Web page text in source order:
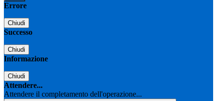
Errore
Chiudi
Successo
Chiudi
Informazione
Chiudi
Attendere...
Attendere il completamento dell'operazione...